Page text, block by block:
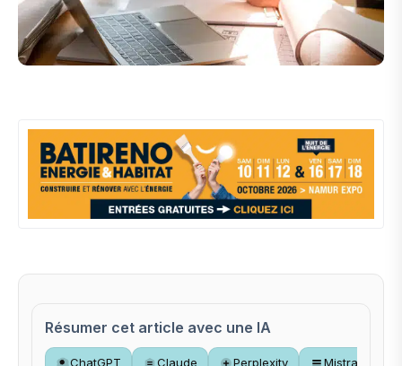
Résumer cet article avec une IA
ChatGPT Claude Perplexity Mistral